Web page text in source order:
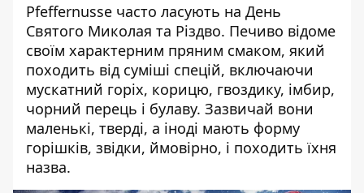
Pfeffernusse часто ласують на День
Святого Миколая та Різдво. Печиво відоме
своїм характерним пряним смаком, який
походить від суміші спецій, включаючи
мускатний горіх, корицю, гвоздику, імбир,
чорний перець і булаву. Зазвичай вони
маленькі, тверді, а іноді мають форму
горішків, звідки, ймовірно, і походить їхня
назва.